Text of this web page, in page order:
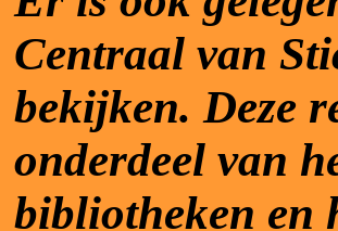
Centraal van
bekijken. Deze
onderdeel van
bibliotheken en